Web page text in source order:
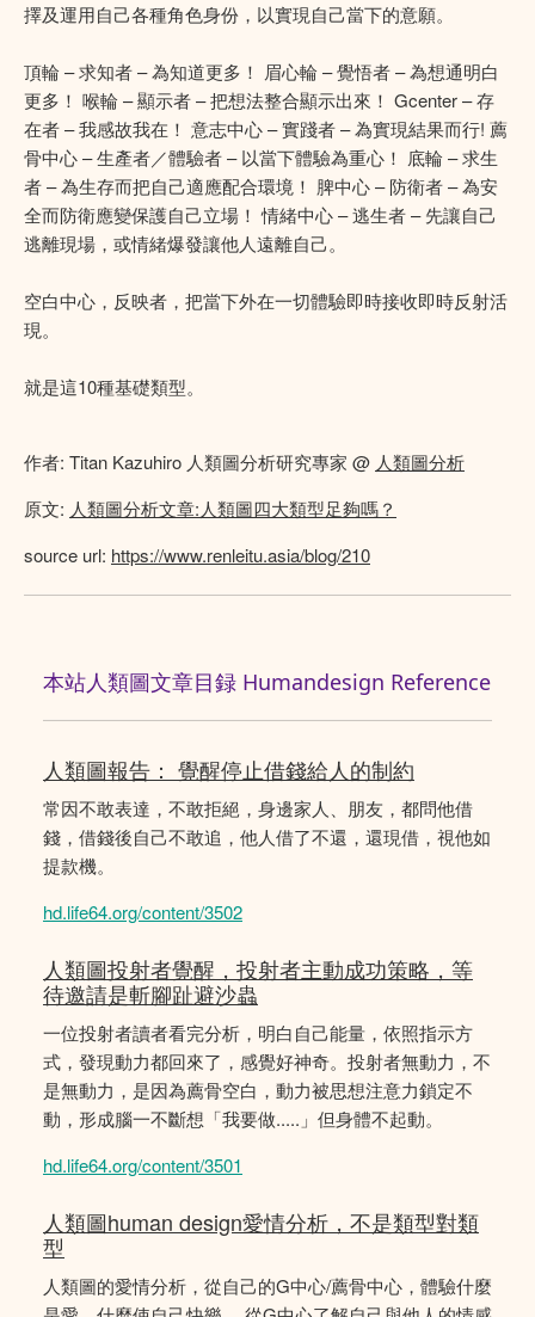
擇及運用自己各種角色身份，以實現自己當下的意願。
頂輪 – 求知者 – 為知道更多！ 眉心輪 – 覺悟者 – 為想通明白
更多！ 喉輪 – 顯示者 – 把想法整合顯示出來！ Gcenter – 存
在者 – 我感故我在！ 意志中心 – 實踐者 – 為實現結果而行! 薦
骨中心 – 生產者／體驗者 – 以當下體驗為重心！ 底輪 – 求生
者 – 為生存而把自己適應配合環境！ 脾中心 – 防衛者 – 為安
全而防衛應變保護自己立場！ 情緒中心 – 逃生者 – 先讓自己
逃離現場，或情緒爆發讓他人遠離自己。
空白中心，反映者，把當下外在一切體驗即時接收即時反射活
現。
就是這10種基礎類型。
作者: Titan Kazuhiro 人類圖分析研究專家 @ 人類圖分析
原文: 人類圖分析文章:人類圖四大類型足夠嗎？
source url: https://www.renleitu.asia/blog/210
本站人類圖文章目録 Humandesign Reference
人類圖報告： 覺醒停止借錢給人的制約
常因不敢表達，不敢拒絕，身邊家人、朋友，都問他借
錢，借錢後自己不敢追，他人借了不還，還現借，視他如
提款機。
hd.life64.org/content/3502
人類圖投射者覺醒，投射者主動成功策略，等
待邀請是斬腳趾避沙蟲
一位投射者讀者看完分析，明白自己能量，依照指示方
式，發現動力都回來了，感覺好神奇。投射者無動力，不
是無動力，是因為薦骨空白，動力被思想注意力鎖定不
動，形成腦一不斷想「我要做.....」但身體不起動。
hd.life64.org/content/3501
人類圖human design愛情分析，不是類型對類
型
人類圖的愛情分析，從自己的G中心/薦骨中心，體驗什麼